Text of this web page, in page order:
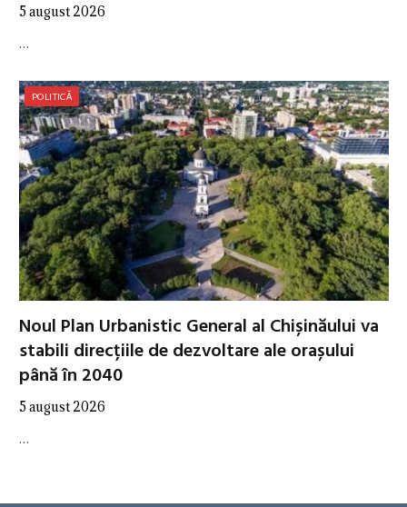
5 august 2026
…
POLITICĂ
Noul Plan Urbanistic General al Chișinăului va
stabili direcțiile de dezvoltare ale orașului
până în 2040
5 august 2026
…